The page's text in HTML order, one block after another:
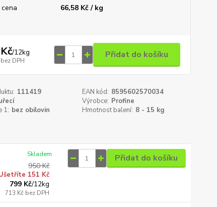
66,58 Kč / kg
/12kg
bez DPH
Přidat do košíku
111419 EAN kód: 8595602570034
Výrobce: Profine
1: bez obilovin Hmotnost balení: 8 - 15 kg
950 Kč
151 Kč
799 Kč/12kg
713 Kč bez DPH
Skladem Přidat do košíku